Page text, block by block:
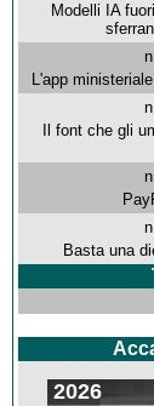
Modelli IA
L'app
Il font che gli
Basta una
2026